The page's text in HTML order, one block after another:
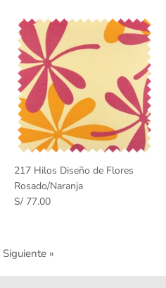
217 Hilos Diseño de Flores
Rosado/Naranja
S/ 77.00
Siguiente »